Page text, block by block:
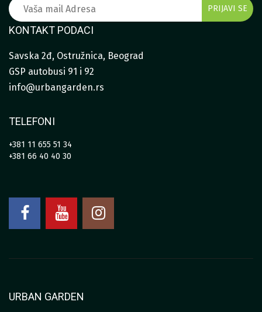
KONTAKT PODACI
Savska 2đ, Ostružnica, Beograd
GSP autobusi 91 i 92
info@urbangarden.rs
TELEFONI
+381 11 655 51 34
+381 66 40 40 30
URBAN GARDEN